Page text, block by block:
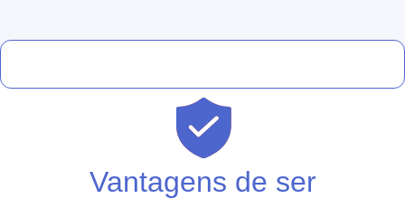
Vantagens de ser